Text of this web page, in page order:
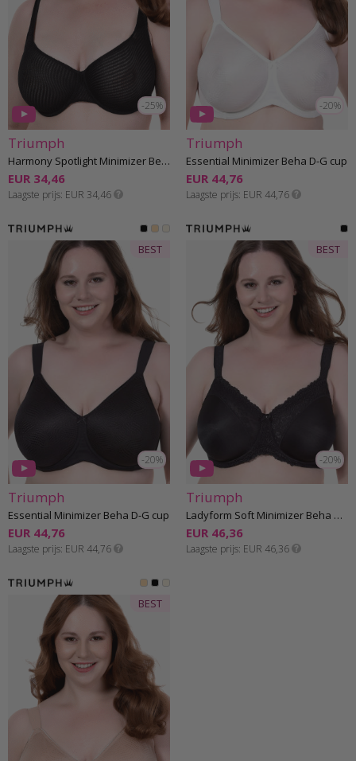
-25%
Triumph
Harmony Spotlight Minimizer Beha E-G cup
EUR 34,46
Laagste prijs EUR 34,46
-20%
Triumph
Essential Minimizer Beha D-G cup
EUR 44,76
Laagste prijs EUR 44,76
-20%
BEST
Triumph
Essential Minimizer Beha D-G cup
EUR 44,76
Laagste prijs EUR 44,76
-20%
BEST
Triumph
Ladyform Soft Minimizer Beha D-H cup
EUR 46,36
Laagste prijs EUR 46,36
BEST